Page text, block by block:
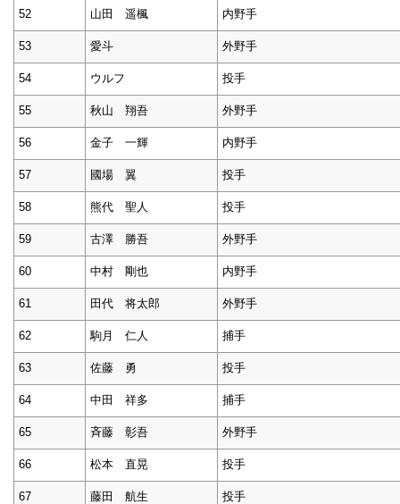
52 山田 遥楓 内野手
53 愛斗 外野手
54 ウルフ 投手
55 秋山 翔吾 外野手
56 金子 一輝 内野手
57 國場 翼 投手
58 熊代 聖人 投手
59 古澤 勝吾 外野手
60 中村 剛也 内野手
61 田代 将太郎 外野手
62 駒月 仁人 捕手
63 佐藤 勇 投手
64 中田 祥多 捕手
65 斉藤 彰吾 外野手
66 松本 直晃 投手
67 藤田 航生 投手